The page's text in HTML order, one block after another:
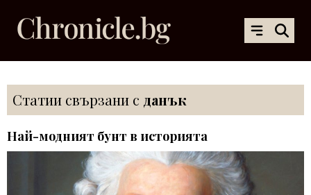
Статии свързани с данък
Най-модният бунт в историята